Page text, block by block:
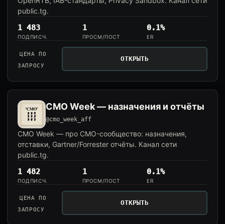
public.tg.
1 483
ПОДПИСЧ.
1
ПРОСМ/ПОСТ
0.1%
ER
ЦЕНА ПО
ЗАПРОСУ
ОТКРЫТЬ
CMO Week — назначения и отчёты
@cmo_week_aff
CMO Week — про CMO-сообщество: назначения,
отставки, Gartner/Forrester отчёты. Канал сети
public.tg.
1 482
ПОДПИСЧ.
1
ПРОСМ/ПОСТ
0.1%
ER
ЦЕНА ПО
ЗАПРОСУ
ОТКРЫТЬ